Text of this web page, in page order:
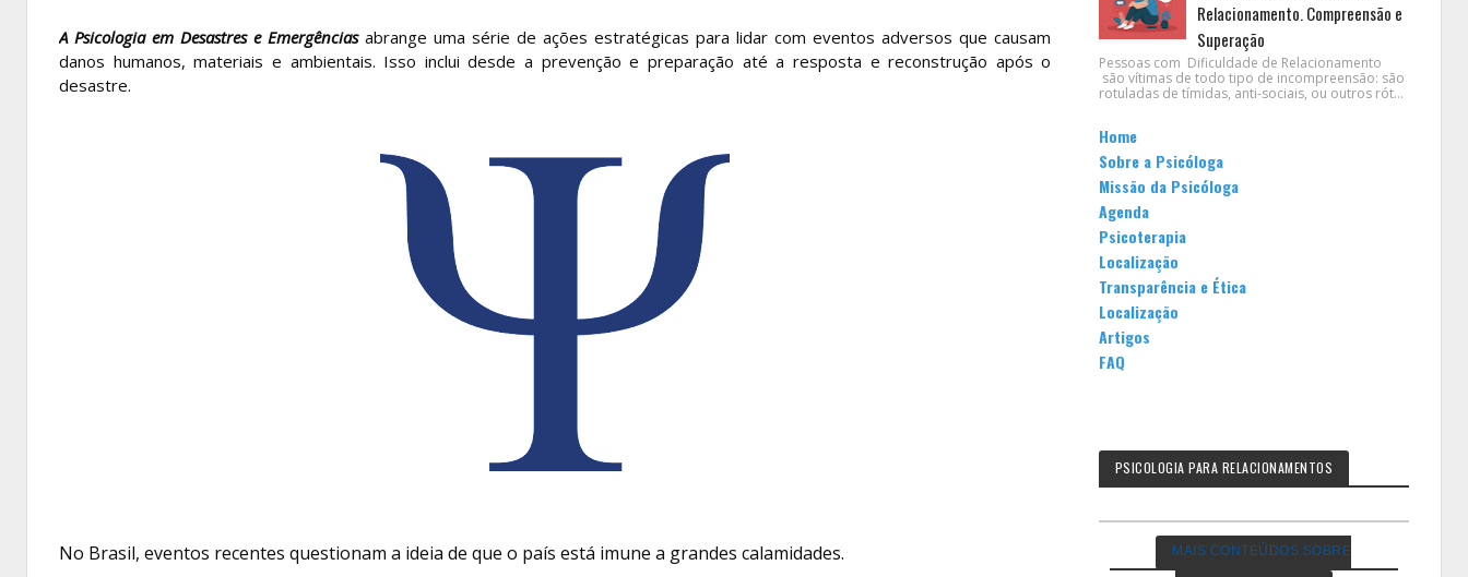
A Psicologia em Desastres e Emergênciasabrange uma série de ações estratégicas para lidar com eventos adversos que causam
danos humanos, materiais e ambientais. Isso inclui desde a prevenção e preparação até a resposta e reconstrução após o
desastre.
No Brasil, eventos recentes questionam a ideia de que o país está imune a grandes calamidades.
Relacionamento. Compreensão e
Superação
Pessoas com Dificuldade de Relacionamento
são vítimas de todo tipo de incompreensão: são
rotuladas de tímidas, anti-sociais, ou outros rót...
Home
Sobre a Psicóloga
Missão da Psicóloga
Agenda
Psicoterapia
Localização
Transparência e Ética
Localização
Artigos
FAQ
PSICOLOGIA PARA RELACIONAMENTOS
MAIS CONTEÚDOS SOBRE